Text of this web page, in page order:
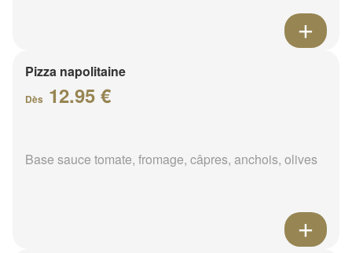
Pizza napolitaine
Dès 12.95 €
Base sauce tomate, fromage, câpres, anchois, olives